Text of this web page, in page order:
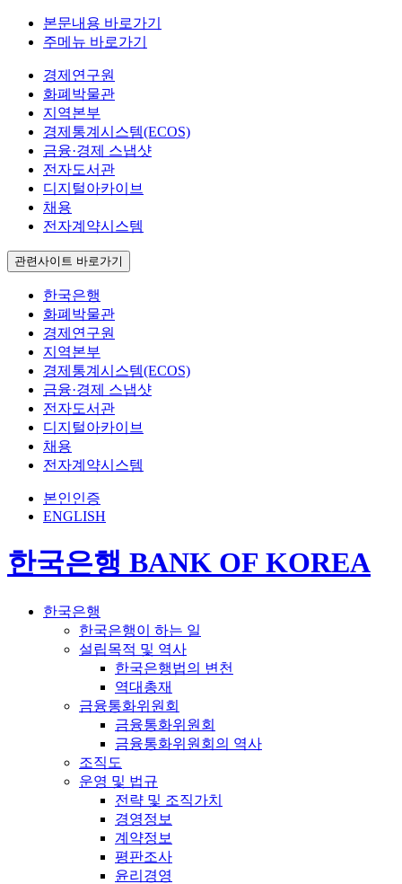
본문내용 바로가기
주메뉴 바로가기
경제연구원
화폐박물관
지역본부
경제통계시스템(ECOS)
금융·경제 스냅샷
전자도서관
디지털아카이브
채용
전자계약시스템
관련사이트 바로가기
한국은행
화폐박물관
경제연구원
지역본부
경제통계시스템(ECOS)
금융·경제 스냅샷
전자도서관
디지털아카이브
채용
전자계약시스템
본인인증
ENGLISH
한국은행 BANK OF KOREA
한국은행
한국은행이 하는 일
설립목적 및 역사
한국은행법의 변천
역대총재
금융통화위원회
금융통화위원회
금융통화위원회의 역사
조직도
운영 및 법규
전략 및 조직가치
경영정보
계약정보
평판조사
윤리경영